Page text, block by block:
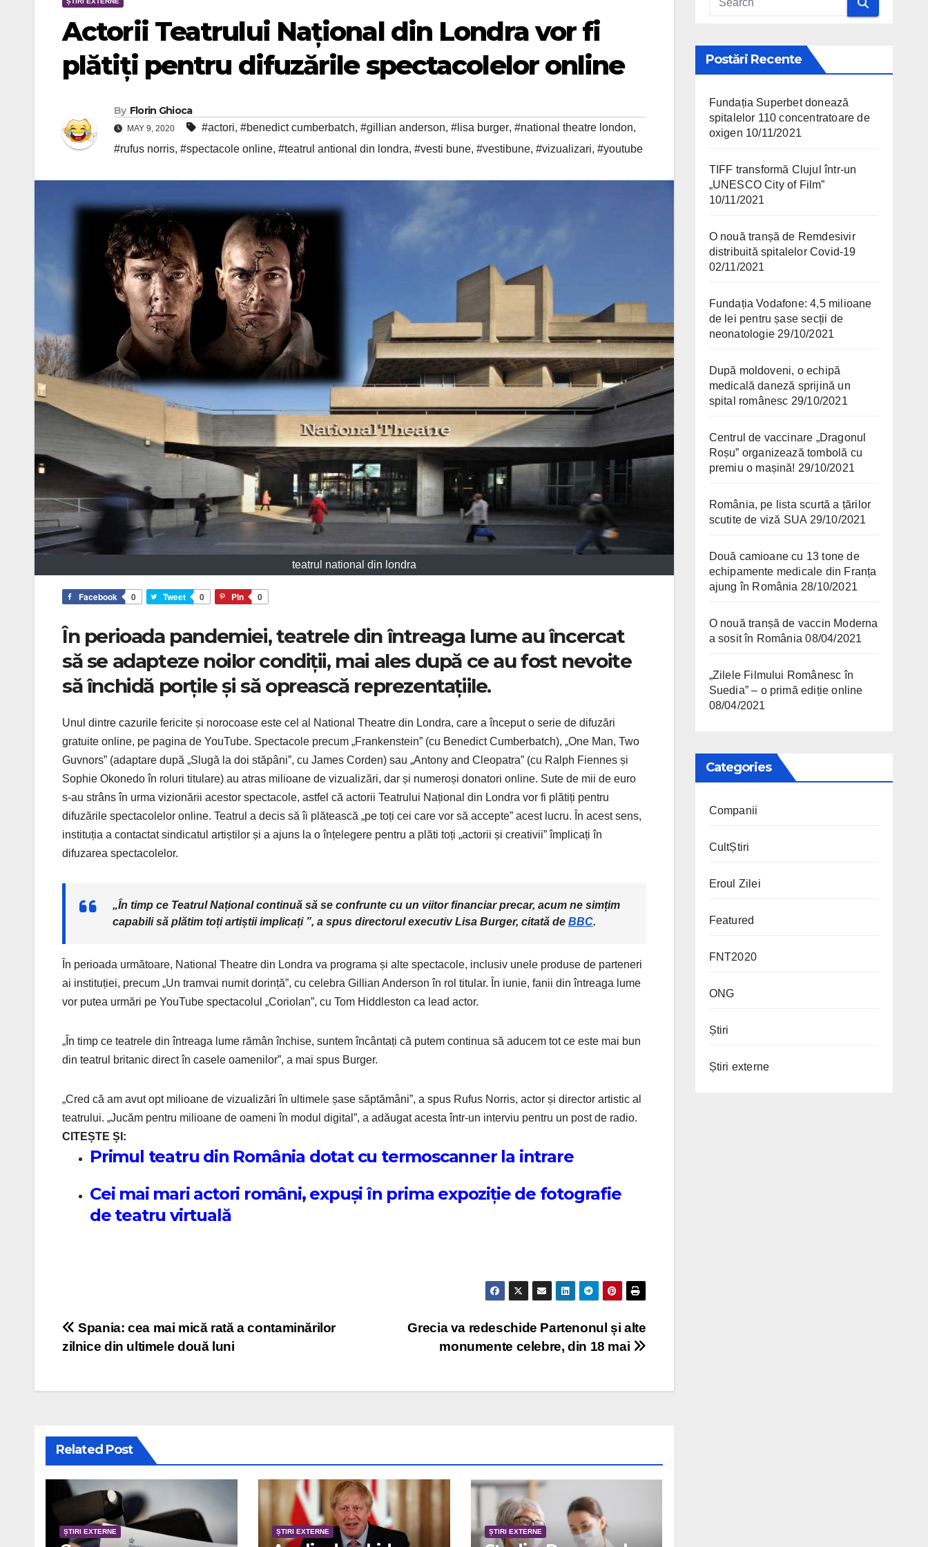
Actorii Teatrului Național din Londra vor fi
plătiți pentru difuzările spectacolelor online
By Florin Ghioca
MAY 9, 2020 #actori, #benedict cumberbatch, #gillian anderson, #lisa burger, #national theatre london,
#rufus norris, #spectacole online, #teatrul antional din londra, #vesti bune, #vestibune, #vizualizari, #youtube
teatrul national din londra
Facebook 0 Tweet 0 Pin 0
În perioada pandemiei, teatrele din întreaga lume au încercat
să se adapteze noilor condiții, mai ales după ce au fost nevoite
să închidă porțile și să oprească reprezentațiile.
Unul dintre cazurile fericite și norocoase este cel al National Theatre din Londra, care a început o serie de difuzări
gratuite online, pe pagina de YouTube. Spectacole precum „Frankenstein” (cu Benedict Cumberbatch), „One Man, Two
Guvnors” (adaptare după „Slugă la doi stăpâni”, cu James Corden) sau „Antony and Cleopatra” (cu Ralph Fiennes și
Sophie Okonedo în roluri titulare) au atras milioane de vizualizări, dar și numeroși donatori online. Sute de mii de euro
s-au strâns în urma vizionării acestor spectacole, astfel că actorii Teatrului Național din Londra vor fi plătiți pentru
difuzările spectacolelor online. Teatrul a decis să îi plătească „pe toți cei care vor să accepte” acest lucru. În acest sens,
instituția a contactat sindicatul artiștilor și a ajuns la o înțelegere pentru a plăti toți „actorii și creativii” împlicați în
difuzarea spectacolelor.
„În timp ce Teatrul Național continuă să se confrunte cu un viitor financiar precar, acum ne simțim
capabili să plătim toți artiștii implicați ”, a spus directorul executiv Lisa Burger, citată de BBC.
În perioada următoare, National Theatre din Londra va programa și alte spectacole, inclusiv unele produse de parteneri
ai instituției, precum „Un tramvai numit dorință”, cu celebra Gillian Anderson în rol titular. În iunie, fanii din întreaga lume
vor putea urmări pe YouTube spectacolul „Coriolan”, cu Tom Hiddleston ca lead actor.
„În timp ce teatrele din întreaga lume rămân închise, suntem încântați că putem continua să aducem tot ce este mai bun
din teatrul britanic direct în casele oamenilor”, a mai spus Burger.
„Cred că am avut opt milioane de vizualizări în ultimele șase săptămâni”, a spus Rufus Norris, actor și director artistic al
teatrului. „Jucăm pentru milioane de oameni în modul digital”, a adăugat acesta într-un interviu pentru un post de radio.
CITEȘTE ȘI:
Primul teatru din România dotat cu termoscanner la intrare
Cei mai mari actori români, expuși în prima expoziție de fotografie
de teatru virtuală
Post navigation
Grecia va redeschide Partenonul și alte
monumente celebre, din 18 mai
Spania: cea mai mică rată a contaminărilor
zilnice din ultimele două luni
Related Post
ȘTIRI EXTERNE ȘTIRI EXTERNE ȘTIRI EXTERNE
Postări Recente
Fundația Superbet donează
spitalelor 110 concentratoare de
oxigen 10/11/2021
TIFF transformă Clujul într-un
„UNESCO City of Film”
10/11/2021
O nouă tranșă de Remdesivir
distribuită spitalelor Covid-19
02/11/2021
Fundația Vodafone: 4,5 milioane
de lei pentru șase secții de
neonatologie 29/10/2021
După moldoveni, o echipă
medicală daneză sprijină un
spital românesc 29/10/2021
Centrul de vaccinare „Dragonul
Roșu” organizează tombolă cu
premiu o mașină! 29/10/2021
România, pe lista scurtă a țărilor
scutite de viză SUA 29/10/2021
Două camioane cu 13 tone de
echipamente medicale din Franța
ajung în România 28/10/2021
O nouă tranșă de vaccin Moderna
a sosit în România 08/04/2021
„Zilele Filmului Românesc în
Suedia” – o primă ediție online
08/04/2021
Categories
Companii
CultȘtiri
Eroul Zilei
Featured
FNT2020
ONG
Știri
Știri externe